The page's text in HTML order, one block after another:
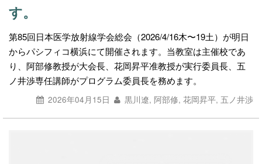
す。
第85回日本医学放射線学会総会（2026/4/16木〜19土）が明日
からパシフィコ横浜にて開催されます。当教室は主催校であ
り、阿部修教授が大会長、花岡昇平准教授が実行委員長、五
ノ井渉専任講師がプログラム委員長を務めます。
2026年04月15日 黒川遼, 阿部修, 花岡昇平, 五ノ井渉